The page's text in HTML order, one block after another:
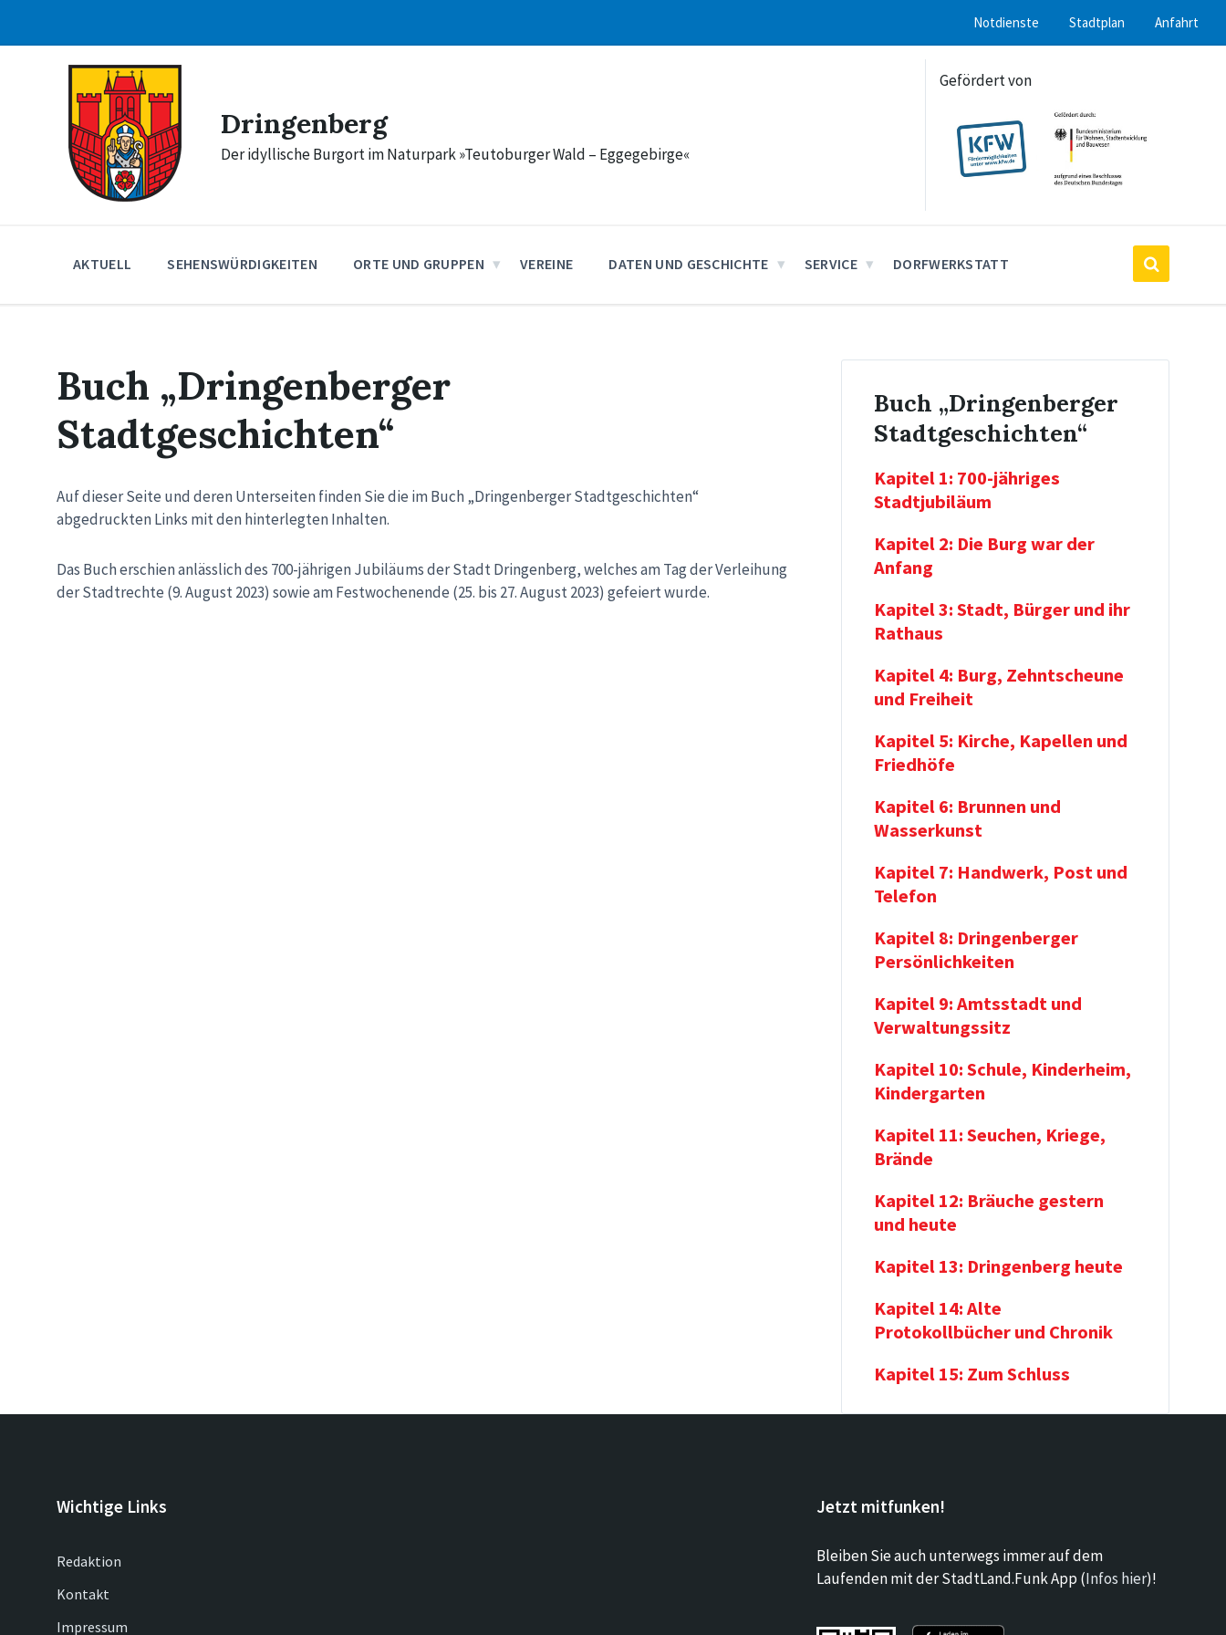
content
main
footer
Notdienste Stadtplan Anfahrt
Dringenberg
Der idyllische Burgort im Naturpark »Teutoburger Wald – Eggegebirge«
Gefördert von
AKTUELL SEHENSWÜRDIGKEITEN ORTE UND GRUPPEN VEREINE DATEN UND GESCHICHTE SERVICE DORFWERKSTATT
Buch „Dringenberger
Stadtgeschichten“
Auf dieser Seite und deren Unterseiten finden Sie die im Buch „Dringenberger Stadtgeschichten“
abgedruckten Links mit den hinterlegten Inhalten.
Das Buch erschien anlässlich des 700-jährigen Jubiläums der Stadt Dringenberg, welches am Tag der Verleihung
der Stadtrechte (9. August 2023) sowie am Festwochenende (25. bis 27. August 2023) gefeiert wurde.
Buch „Dringenberger
Stadtgeschichten“
Kapitel 1: 700-jähriges
Stadtjubiläum
Kapitel 2: Die Burg war der
Anfang
Kapitel 3: Stadt, Bürger und ihr
Rathaus
Kapitel 4: Burg, Zehntscheune
und Freiheit
Kapitel 5: Kirche, Kapellen und
Friedhöfe
Kapitel 6: Brunnen und
Wasserkunst
Kapitel 7: Handwerk, Post und
Telefon
Kapitel 8: Dringenberger
Persönlichkeiten
Kapitel 9: Amtsstadt und
Verwaltungssitz
Kapitel 10: Schule, Kinderheim,
Kindergarten
Kapitel 11: Seuchen, Kriege,
Brände
Kapitel 12: Bräuche gestern
und heute
Kapitel 13: Dringenberg heute
Kapitel 14: Alte
Protokollbücher und Chronik
Kapitel 15: Zum Schluss
Wichtige Links
Redaktion
Kontakt
Impressum
Jetzt mitfunken!
Bleiben Sie auch unterwegs immer auf dem
Laufenden mit der StadtLand.Funk App (Infos hier)!